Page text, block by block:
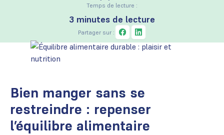
Temps de lecture :
3 minutes de lecture
Partager sur :
Bien manger sans se
restreindre : repenser
l’équilibre alimentaire